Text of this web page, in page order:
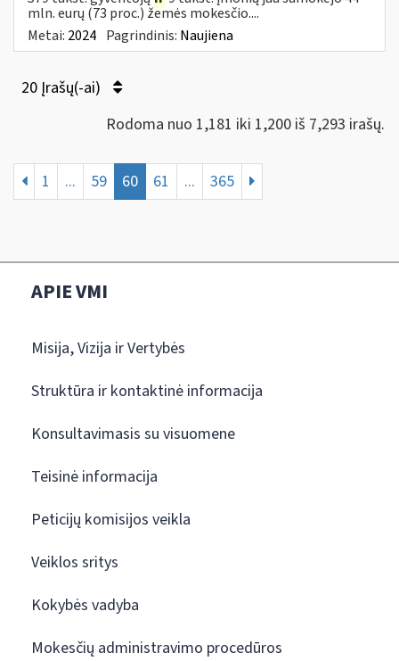
mln. eurų (73 proc.) žemės mokesčio....
Metai: 2024 Pagrindinis: Naujiena
20 Įrašų(-ai)
Rodoma nuo 1,181 iki 1,200 iš 7,293 irašų.
1 ... 59 60 61 ... 365
APIE VMI
Misija, Vizija ir Vertybės
Struktūra ir kontaktinė informacija
Konsultavimasis su visuomene
Teisinė informacija
Peticijų komisijos veikla
Veiklos sritys
Kokybės vadyba
Mokesčių administravimo procedūros